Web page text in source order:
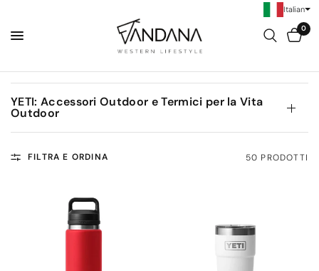
0
YETI: Accessori Outdoor e Termici per la Vita
Outdoor
FILTRA E ORDINA 50 PRODOTTI
Italian